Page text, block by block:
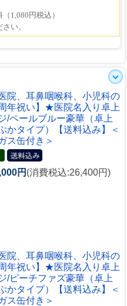
院、耳鼻咽喉科、小児科の
年祝い】★医院名入り卓上
/ペールブルー豪華（卓上
かタイプ）【送料込み】＜
ス缶付き＞
円 (消費税込:26,400円)
院、耳鼻咽喉科、小児科の
年祝い】★医院名入り卓上
/ピーチファズ豪華（卓上
かタイプ）【送料込み】＜
ス缶付き＞